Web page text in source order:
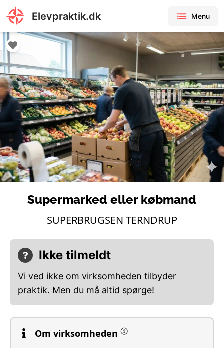
Elevpraktik.dk Menu
Supermarked eller købmand
SUPERBRUGSEN TERNDRUP
Ikke tilmeldt
Vi ved ikke om virksomheden tilbyder
praktik. Men du må altid spørge!
Om virksomheden